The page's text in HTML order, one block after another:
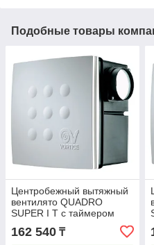
Подобные товары
Центробежный вытяжный
вентилято QUADRO
SUPER I T с таймером
162 540 ₸